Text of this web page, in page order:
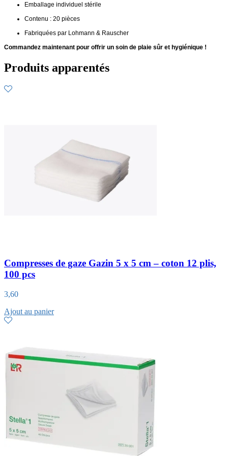
Emballage individuel stérile
Contenu : 20 pièces
Fabriquées par Lohmann & Rauscher
Commandez maintenant pour offrir un soin de plaie sûr et hygiénique !
Produits apparentés
Compresses de gaze Gazin 5 x 5 cm – coton 12 plis,
100 pcs
3,60
Ajout au panier